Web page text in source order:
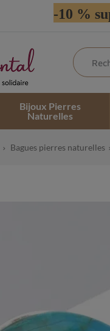
-10 %
Bijoux Pierres
Naturelles
Bagues pierres naturelles